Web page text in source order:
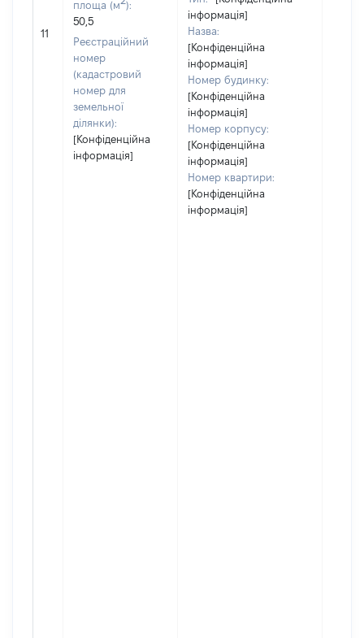
11
площа (м ):
50,5
Реєстраційний
номер
(кадастровий
номер для
земельної
ділянки):
[Конфіденційна
інформація]
інформація]
Назва:
[Конфіденційна
інформація]
Номер будинку:
[Конфіденційна
інформація]
Номер корпусу:
[Конфіденційна
інформація]
Номер квартири:
[Конфіденційна
інформація]